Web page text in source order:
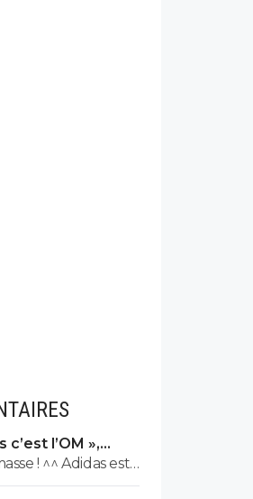
l’OM »,
Adidas est
l'équipementier de l'OL depuis 2010. 😏